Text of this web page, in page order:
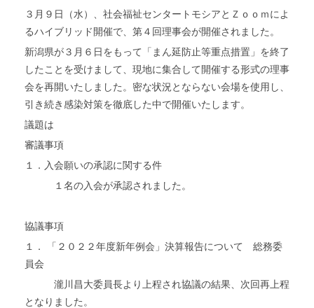
３月９日（水）、社会福祉センタートモシアとＺｏｏｍによ
るハイブリッド開催で、第４回理事会が開催されました。
新潟県が３月６日をもって「まん延防止等重点措置」を終了
したことを受けまして、現地に集合して開催する形式の理事
会を再開いたしました。密な状況とならない会場を使用し、
引き続き感染対策を徹底した中で開催いたします。
議題は
審議事項
１．入会願いの承認に関する件
１名の入会が承認されました。
協議事項
１． 「２０２２年度新年例会」決算報告について 総務委
員会
瀧川昌大委員長より上程され協議の結果、次回再上程
となりました。